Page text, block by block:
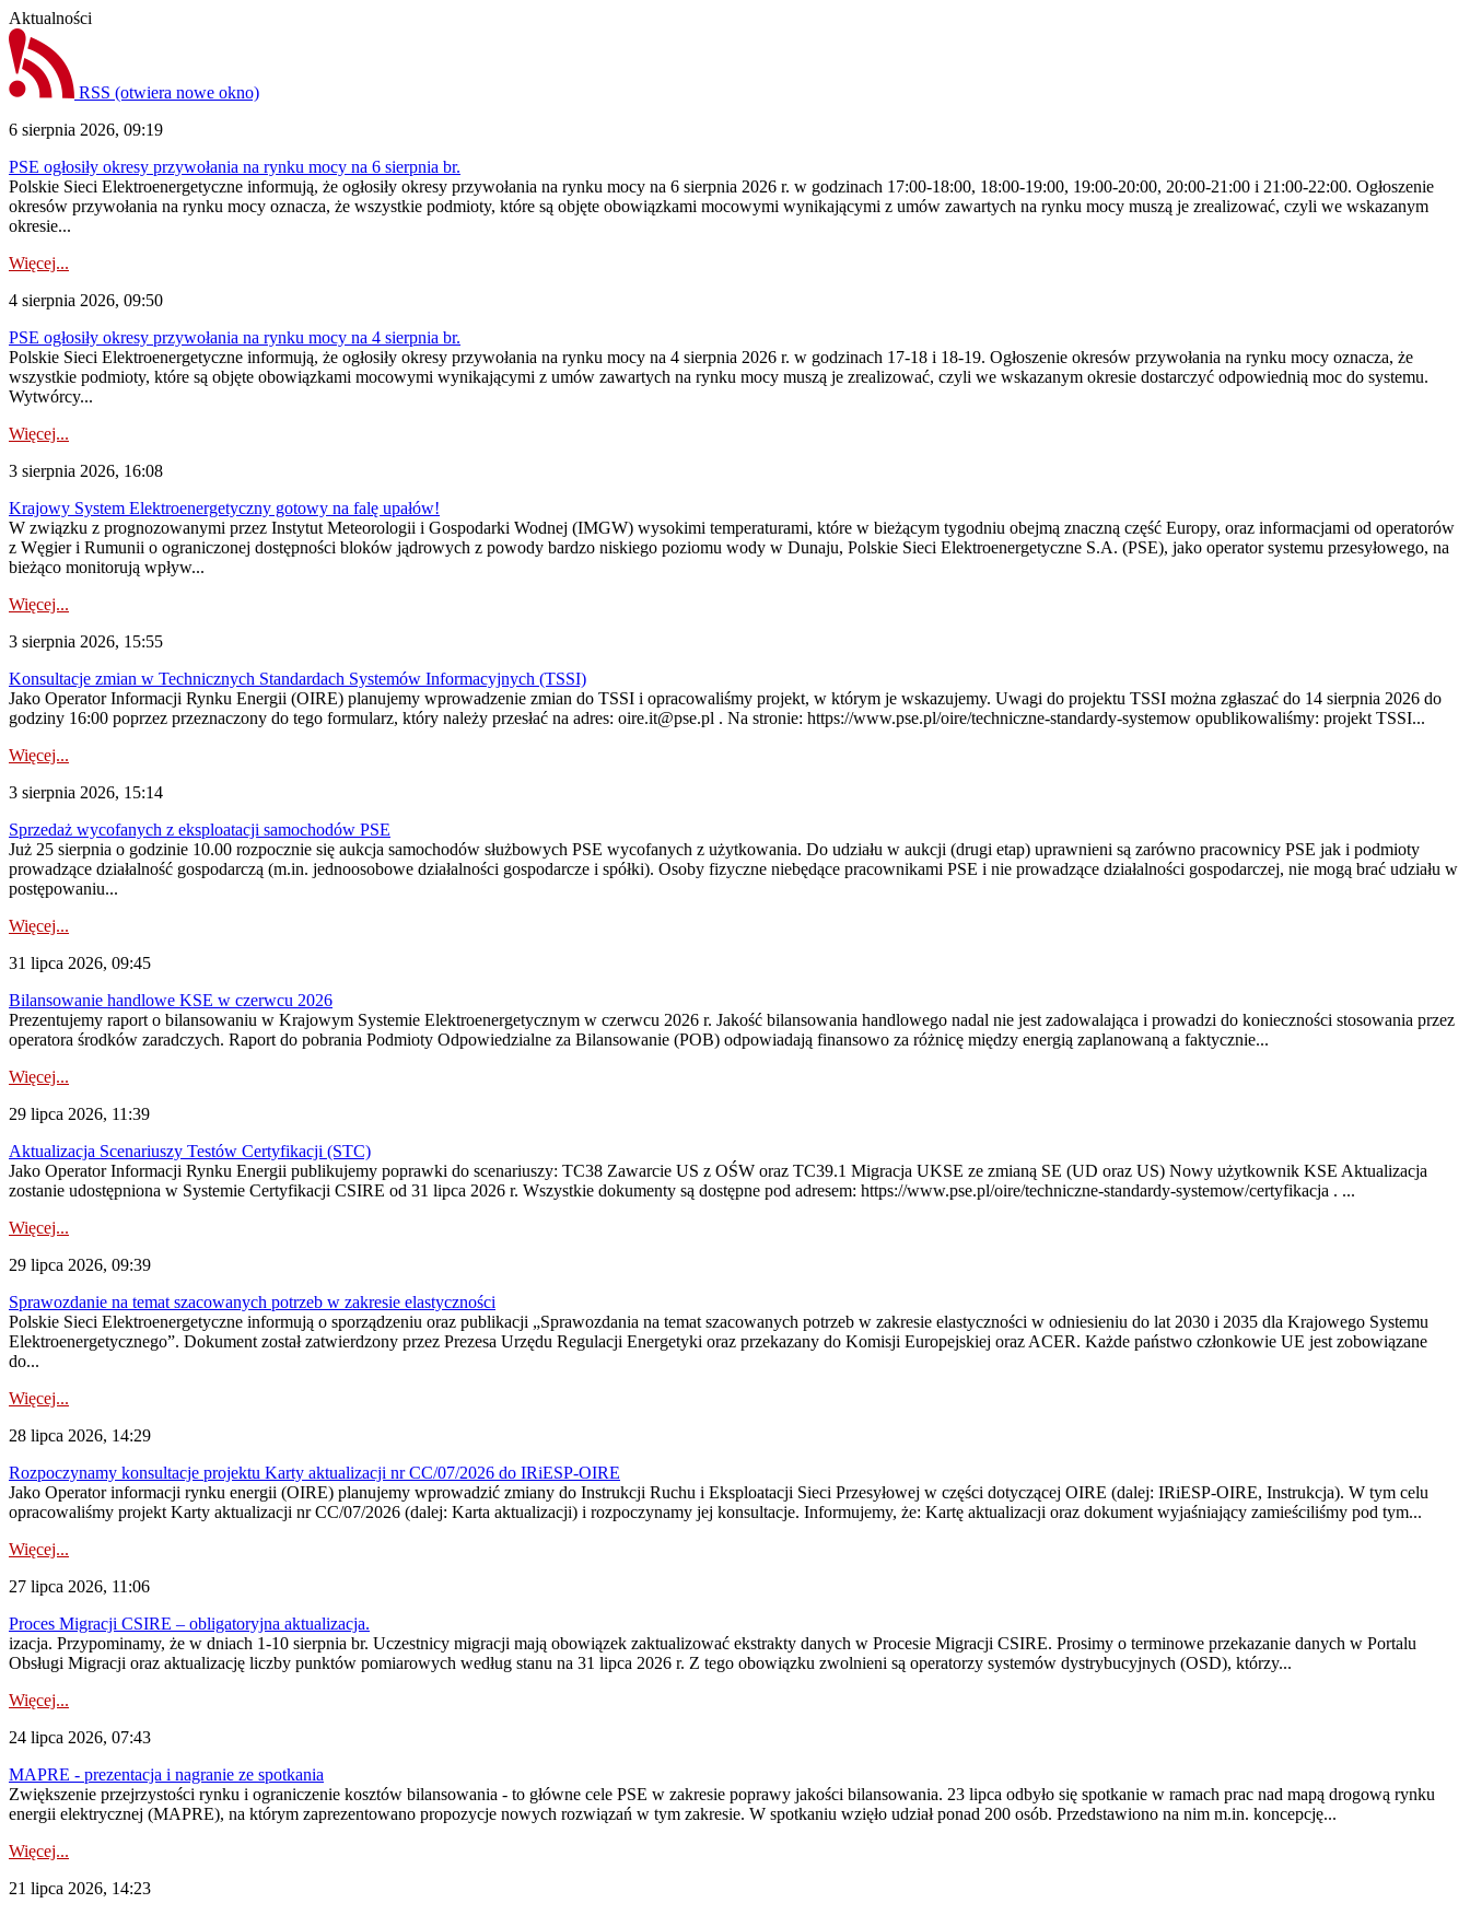
Aktualności
RSS (otwiera nowe okno)
6 sierpnia 2026, 09:19
PSE ogłosiły okresy przywołania na rynku mocy na 6 sierpnia br.
Polskie Sieci Elektroenergetyczne informują, że ogłosiły okresy przywołania na rynku mocy na 6 sierpnia 2026 r. w godzinach 17:00-18:00, 18:00-19:00, 19:00-20:00, 20:00-21:00 i 21:00-22:00. Ogłoszenie
okresów przywołania na rynku mocy oznacza, że wszystkie podmioty, które są objęte obowiązkami mocowymi wynikającymi z umów zawartych na rynku mocy muszą je zrealizować, czyli we wskazanym
okresie...
Więcej...
4 sierpnia 2026, 09:50
PSE ogłosiły okresy przywołania na rynku mocy na 4 sierpnia br.
Polskie Sieci Elektroenergetyczne informują, że ogłosiły okresy przywołania na rynku mocy na 4 sierpnia 2026 r. w godzinach 17-18 i 18-19. Ogłoszenie okresów przywołania na rynku mocy oznacza, że
wszystkie podmioty, które są objęte obowiązkami mocowymi wynikającymi z umów zawartych na rynku mocy muszą je zrealizować, czyli we wskazanym okresie dostarczyć odpowiednią moc do systemu.
Wytwórcy...
Więcej...
3 sierpnia 2026, 16:08
Krajowy System Elektroenergetyczny gotowy na falę upałów!
W związku z prognozowanymi przez Instytut Meteorologii i Gospodarki Wodnej (IMGW) wysokimi temperaturami, które w bieżącym tygodniu obejmą znaczną część Europy, oraz informacjami od operatorów
z Węgier i Rumunii o ograniczonej dostępności bloków jądrowych z powody bardzo niskiego poziomu wody w Dunaju, Polskie Sieci Elektroenergetyczne S.A. (PSE), jako operator systemu przesyłowego, na
bieżąco monitorują wpływ...
Więcej...
3 sierpnia 2026, 15:55
Konsultacje zmian w Technicznych Standardach Systemów Informacyjnych (TSSI)
Jako Operator Informacji Rynku Energii (OIRE) planujemy wprowadzenie zmian do TSSI i opracowaliśmy projekt, w którym je wskazujemy. Uwagi do projektu TSSI można zgłaszać do 14 sierpnia 2026 do
godziny 16:00 poprzez przeznaczony do tego formularz, który należy przesłać na adres: oire.it@pse.pl . Na stronie: https://www.pse.pl/oire/techniczne-standardy-systemow opublikowaliśmy: projekt TSSI...
Więcej...
3 sierpnia 2026, 15:14
Sprzedaż wycofanych z eksploatacji samochodów PSE
Już 25 sierpnia o godzinie 10.00 rozpocznie się aukcja samochodów służbowych PSE wycofanych z użytkowania. Do udziału w aukcji (drugi etap) uprawnieni są zarówno pracownicy PSE jak i podmioty
prowadzące działalność gospodarczą (m.in. jednoosobowe działalności gospodarcze i spółki). Osoby fizyczne niebędące pracownikami PSE i nie prowadzące działalności gospodarczej, nie mogą brać udziału w
postępowaniu...
Więcej...
31 lipca 2026, 09:45
Bilansowanie handlowe KSE w czerwcu 2026
Prezentujemy raport o bilansowaniu w Krajowym Systemie Elektroenergetycznym w czerwcu 2026 r. Jakość bilansowania handlowego nadal nie jest zadowalająca i prowadzi do konieczności stosowania przez
operatora środków zaradczych. Raport do pobrania Podmioty Odpowiedzialne za Bilansowanie (POB) odpowiadają finansowo za różnicę między energią zaplanowaną a faktycznie...
Więcej...
29 lipca 2026, 11:39
Aktualizacja Scenariuszy Testów Certyfikacji (STC)
Jako Operator Informacji Rynku Energii publikujemy poprawki do scenariuszy: TC38 Zawarcie US z OŚW oraz TC39.1 Migracja UKSE ze zmianą SE (UD oraz US) Nowy użytkownik KSE Aktualizacja
zostanie udostępniona w Systemie Certyfikacji CSIRE od 31 lipca 2026 r. Wszystkie dokumenty są dostępne pod adresem: https://www.pse.pl/oire/techniczne-standardy-systemow/certyfikacja . ...
Więcej...
29 lipca 2026, 09:39
Sprawozdanie na temat szacowanych potrzeb w zakresie elastyczności
Polskie Sieci Elektroenergetyczne informują o sporządzeniu oraz publikacji „Sprawozdania na temat szacowanych potrzeb w zakresie elastyczności w odniesieniu do lat 2030 i 2035 dla Krajowego Systemu
Elektroenergetycznego”. Dokument został zatwierdzony przez Prezesa Urzędu Regulacji Energetyki oraz przekazany do Komisji Europejskiej oraz ACER. Każde państwo członkowie UE jest zobowiązane
do...
Więcej...
28 lipca 2026, 14:29
Rozpoczynamy konsultacje projektu Karty aktualizacji nr CC/07/2026 do IRiESP-OIRE
Jako Operator informacji rynku energii (OIRE) planujemy wprowadzić zmiany do Instrukcji Ruchu i Eksploatacji Sieci Przesyłowej w części dotyczącej OIRE (dalej: IRiESP-OIRE, Instrukcja). W tym celu
opracowaliśmy projekt Karty aktualizacji nr CC/07/2026 (dalej: Karta aktualizacji) i rozpoczynamy jej konsultacje. Informujemy, że: Kartę aktualizacji oraz dokument wyjaśniający zamieściliśmy pod tym...
Więcej...
27 lipca 2026, 11:06
Proces Migracji CSIRE – obligatoryjna aktualizacja.
izacja. Przypominamy, że w dniach 1-10 sierpnia br. Uczestnicy migracji mają obowiązek zaktualizować ekstrakty danych w Procesie Migracji CSIRE. Prosimy o terminowe przekazanie danych w Portalu
Obsługi Migracji oraz aktualizację liczby punktów pomiarowych według stanu na 31 lipca 2026 r. Z tego obowiązku zwolnieni są operatorzy systemów dystrybucyjnych (OSD), którzy...
Więcej...
24 lipca 2026, 07:43
MAPRE - prezentacja i nagranie ze spotkania
Zwiększenie przejrzystości rynku i ograniczenie kosztów bilansowania - to główne cele PSE w zakresie poprawy jakości bilansowania. 23 lipca odbyło się spotkanie w ramach prac nad mapą drogową rynku
energii elektrycznej (MAPRE), na którym zaprezentowano propozycje nowych rozwiązań w tym zakresie. W spotkaniu wzięło udział ponad 200 osób. Przedstawiono na nim m.in. koncepcję...
Więcej...
21 lipca 2026, 14:23